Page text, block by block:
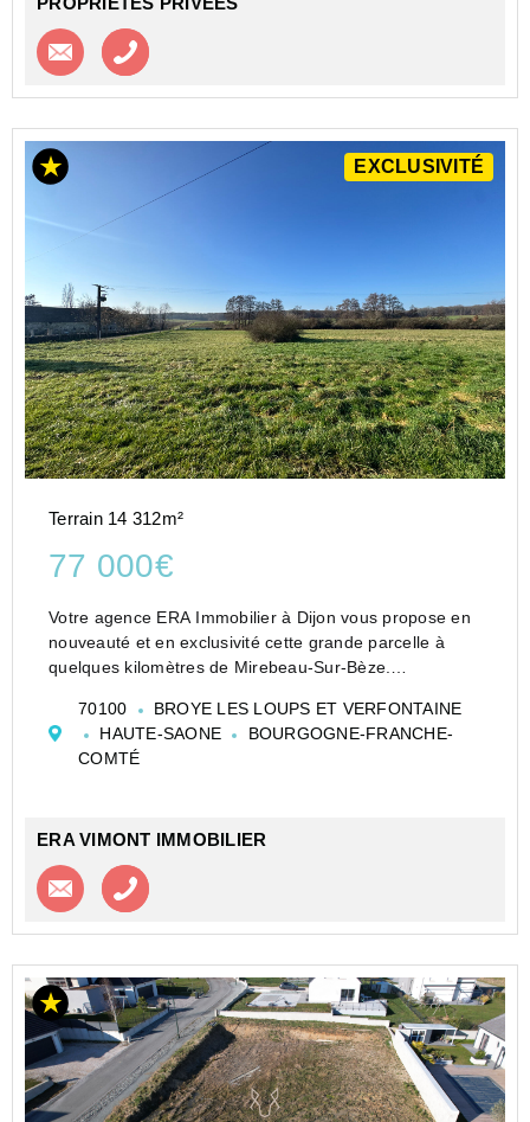
Contacter l'agence
EXCLUSIVITÉ
Terrain 14 312m²
77 000€
Votre agence ERA Immobilier à Dijon vous propose en
nouveauté et en exclusivité cette grande parcelle à
quelques kilomètres de Mirebeau-Sur-Bèze.
réalisée
À vendre, très grande parcelle de plus de 14 00...
70100
BROYE LES LOUPS ET VERFONTAINE
HAUTE-SAONE
BOURGOGNE-FRANCHE-
COMTÉ
ERA VIMONT IMMOBILIER
Contacter l'agence